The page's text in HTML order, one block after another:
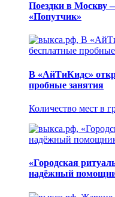
Поездки в Москву
«Попутчик»
В «АйТиКидс»
пробные занятия
Количество мест в
«Городская
надёжный